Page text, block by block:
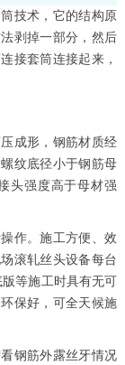
技术，它的结构原
剥掉一部分，然后
接套筒连接起来，
成形，钢筋材质经
纹底径小于钢筋母
头强度高于母材强
作。施工方便、效
滚轧丝头设备每台
等施工时具有无可
保好，可全天候施
钢筋外露丝牙情况